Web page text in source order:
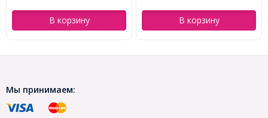
В корзину В корзину
Мы принимаем: